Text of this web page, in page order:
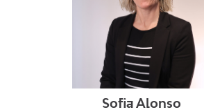
Sofia Alonso